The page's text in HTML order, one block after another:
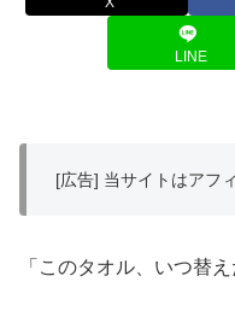
LINE
[広告] 当サイトはアフ
「このタオル、いつ替え